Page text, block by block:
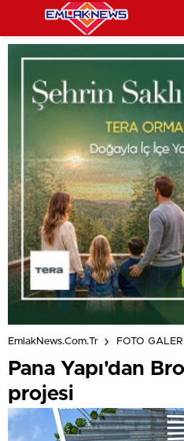
EmlakNews.com.tr FOTO GALERİ
Pana Yapı'dan
projesi